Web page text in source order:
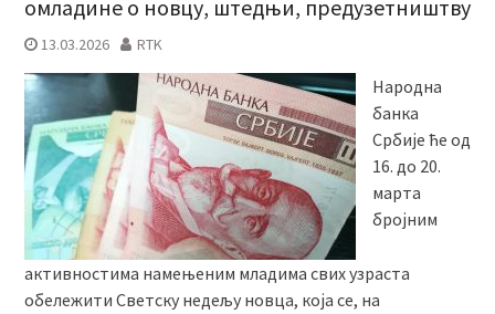
омладине о новцу, штедњи, предузетништву
13.03.2026 RTK
Народна
банка
Србије ће од
16. до 20.
марта
бројним
активностима намењеним младима свих узраста
обележити Светску недељу новца, која се, на